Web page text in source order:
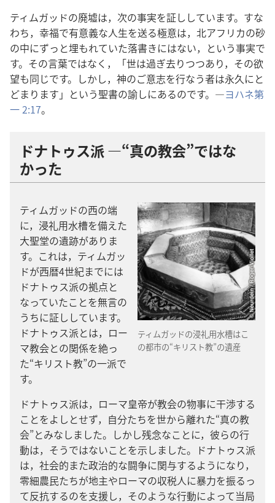
ティムガッドの廃墟は，次の事実を証ししています。すな
わち，幸福で有意義な人生を送る極意は，北アフリカの砂
の中にずっと埋もれていた落書きにはない，という事実で
す。その言葉ではなく，「世は過ぎ去りつつあり，その欲
望も同じです。しかし，神のご意志を行なう者は永久にと
どまります」という聖書の諭しにあるのです。―ヨハネ第
一 2:17。
ドナトゥス派 ―“真の教会”ではな
かった
ティムガッドの浸礼用水槽はこ
の都市の“キリスト教”の遺産
ティムガッドの西の端
に，浸礼用水槽を備えた
大聖堂の遺跡がありま
す。これは，ティムガッ
ドが西暦4世紀までには
ドナトゥス派の拠点と
なっていたことを無言の
うちに証ししています。
ドナトゥス派とは，ロー
マ教会との関係を絶っ
た“キリスト教”の一派で
す。
ドナトゥス派は，ローマ皇帝が教会の物事に干渉する
ことをよしとせず，自分たちを世から離れた“真の教
会”とみなしました。しかし残念なことに，彼らの行
動は，そうではないことを示しました。ドナトゥス派
は，社会的また政治的な闘争に関与するようになり，
零細農民たちが地主やローマの収税人に暴力を振るっ
て反抗するのを支援し，そのような行動によって当局